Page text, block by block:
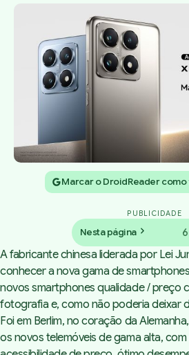
Marcar o DroidReader
PUBLICIDADE
Nesta página
A fabricante chinesa liderada por Lei
conhecer a nova gama de smartphones
novos smartphones qualidade / preço
fotografia e, como não poderia deixar
Foi em Berlim, no coração da
os novos telemóveis de gama alta,